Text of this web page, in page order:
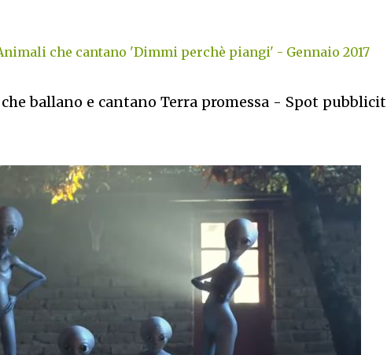
che cantano 'Dimmi perchè piangi' - Gennaio 2017
ballano e cantano Terra promessa - Spot